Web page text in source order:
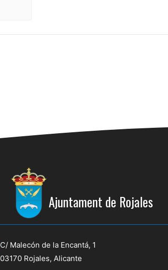
Ajuntament de Rojales
C/ Malecón de la Encantá, 1
03170 Rojales, Alicante